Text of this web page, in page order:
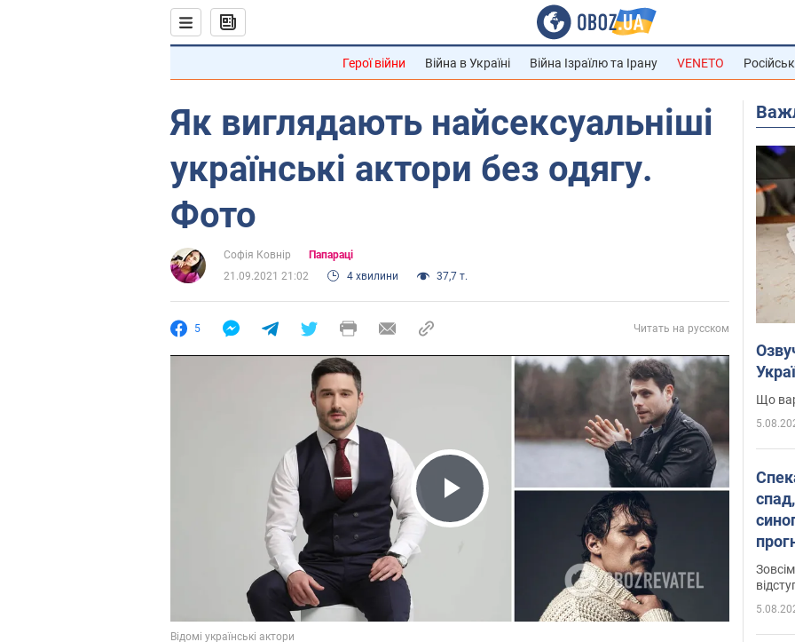
Герої війни Війна в Україні Війна Ізраїлю та Ірану VENETO
Як виглядають найсексуальніші
українські актори без одягу.
Фото
Софія Ковнір
Папараці
21.09.2021 21:02
4 хвилини 37,7 т.
5 Читать на русском
Play Video
Що